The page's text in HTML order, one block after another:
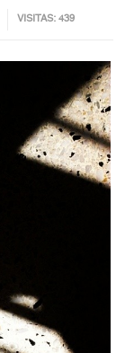
VISITAS: 439